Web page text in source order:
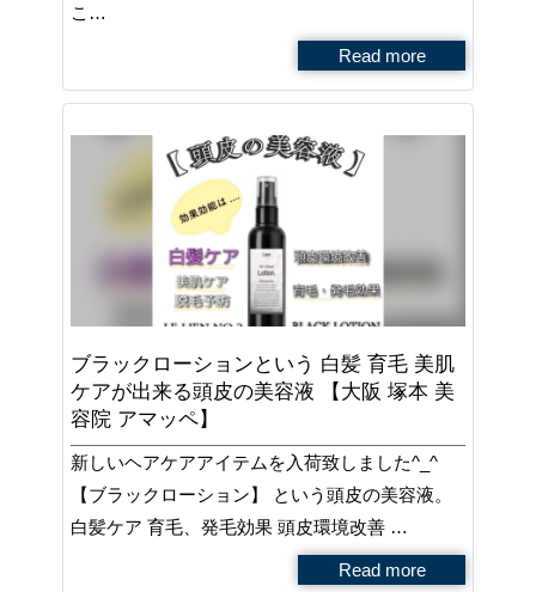
こ…
Read more
ブラックローションという 白髪 育毛 美肌
ケアが出来る頭皮の美容液 【大阪 塚本 美
容院 アマッペ】
新しいヘアケアアイテムを入荷致しました^_^
【ブラックローション】 という頭皮の美容液。
白髪ケア 育毛、発毛効果 頭皮環境改善 …
Read more